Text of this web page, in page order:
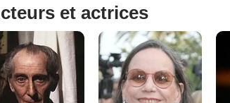
et actrices